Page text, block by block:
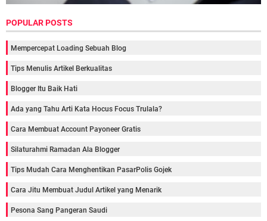
POPULAR POSTS
Mempercepat Loading Sebuah Blog
Tips Menulis Artikel Berkualitas
Blogger Itu Baik Hati
Ada yang Tahu Arti Kata Hocus Focus Trulala?
Cara Membuat Account Payoneer Gratis
Silaturahmi Ramadan Ala Blogger
Tips Mudah Cara Menghentikan PasarPolis Gojek
Cara Jitu Membuat Judul Artikel yang Menarik
Pesona Sang Pangeran Saudi